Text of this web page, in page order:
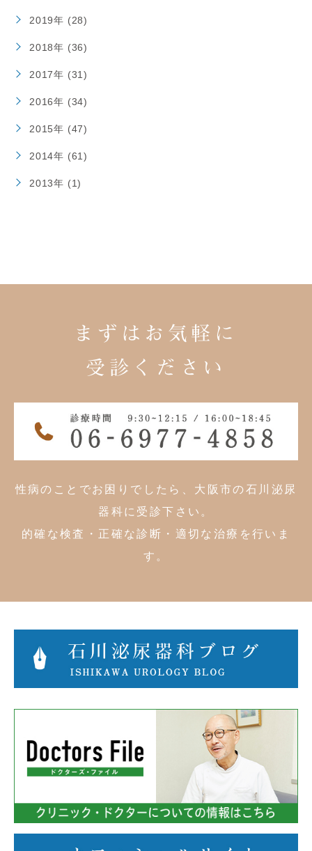
2019年 (28)
2018年 (36)
2017年 (31)
2016年 (34)
2015年 (47)
2014年 (61)
2013年 (1)
まずはお気軽に
受診ください
性病のことでお困りでしたら、大阪市の石川泌尿
器科に受診下さい。
的確な検査・正確な診断・適切な治療を行いま
す。